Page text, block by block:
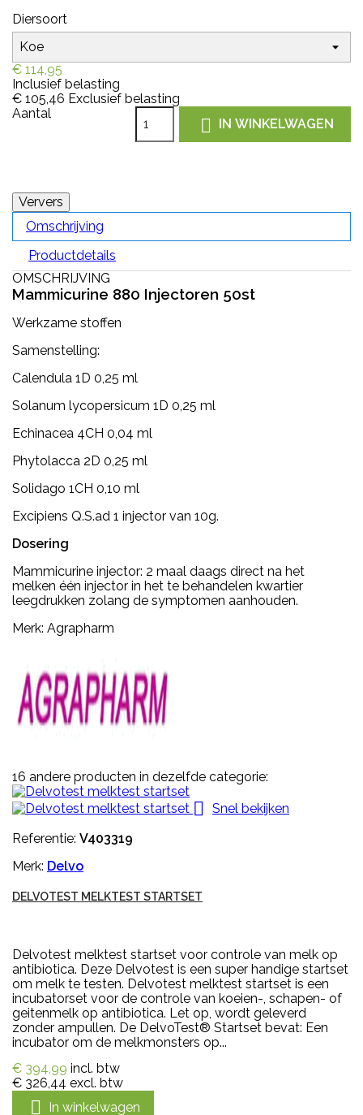
Diersoort
€ 114,95
Inclusief belasting
€ 105,46 Exclusief belasting
Aantal
 IN WINKELWAGEN
Omschrijving
Productdetails
OMSCHRIJVING
Mammicurine 880 Injectoren 50st
Werkzame stoffen
Samenstelling:
Calendula 1D 0,25 ml
Solanum lycopersicum 1D 0,25 ml
Echinacea 4CH 0,04 ml
Phytolacca 2D 0,25 ml
Solidago 1CH 0,10 ml
Excipiens Q.S.ad 1 injector van 10g.
Dosering
Mammicurine injector: 2 maal daags direct na het
melken één injector in het te behandelen kwartier
leegdrukken zolang de symptomen aanhouden.
Merk: Agrapharm
16 andere producten in dezelfde categorie:

Snel bekijken
Referentie: V403319
Merk: Delvo
DELVOTEST MELKTEST STARTSET
Delvotest melktest startset voor controle van melk op
antibiotica. Deze Delvotest is een super handige startset
om melk te testen. Delvotest melktest startset is een
incubatorset voor de controle van koeien-, schapen- of
geitenmelk op antibiotica. Let op, wordt geleverd
zonder ampullen. De DelvoTest® Startset bevat: Een
incubator om de melkmonsters op...
€ 394,99 incl. btw
€ 326,44 excl. btw
 In winkelwagen